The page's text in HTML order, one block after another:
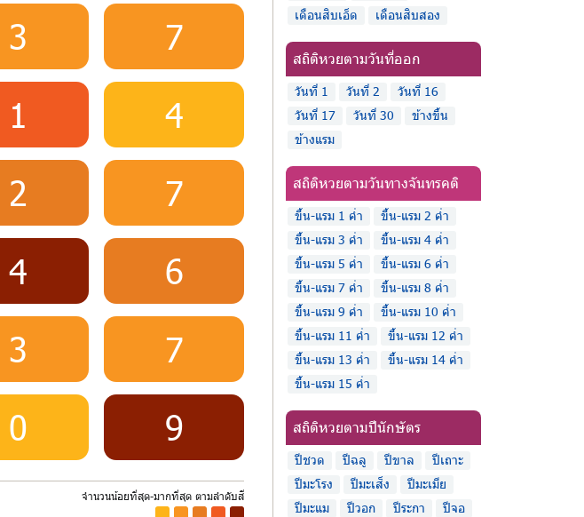
3
7
1
4
2
7
4
6
3
7
0 9
จำนวนน้อยที่สุด-มากที่สุด ตามลำดับสี
เดือนสิบเอ็ด
เดือนสิบสอง
สถิติหวยตามวันที่ออก
วันที่ 1 วันที่ 2
วันที่ 16
วันที่ 17
วันที่ 30
ข้างขึ้น
ข้างแรม
สถิติหวยตามวันทางจันทรคติ
ขึ้น-แรม 1 ค่ำ
ขึ้น-แรม 2 ค่ำ
ขึ้น-แรม 3 ค่ำ
ขึ้น-แรม 4 ค่ำ
ขึ้น-แรม 5 ค่ำ
ขึ้น-แรม 6 ค่ำ
ขึ้น-แรม 7 ค่ำ
ขึ้น-แรม 8 ค่ำ
ขึ้น-แรม 9 ค่ำ
ขึ้น-แรม 10 ค่ำ
ขึ้น-แรม 11 ค่ำ
ขึ้น-แรม 12 ค่ำ
ขึ้น-แรม 13 ค่ำ
ขึ้น-แรม 14 ค่ำ
ขึ้น-แรม 15 ค่ำ
สถิติหวยตามปีนักษัตร
ปีชวด ปีฉลู ปีขาล
ปีเถาะ
ปีมะโรง
ปีมะเส็ง
ปีมะเมีย
ปีมะแม
ปีวอก ปีระกา
ปีจอ